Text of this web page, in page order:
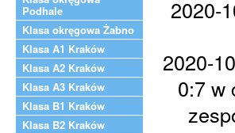
Podhale
Klasa okręgowa Żabno
Klasa A1 Kraków
Klasa A2 Kraków
Klasa A3 Kraków
Klasa B1 Kraków
Klasa B2 Kraków
2020-
2020-
0:7 w